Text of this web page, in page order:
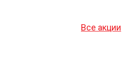
Все акции